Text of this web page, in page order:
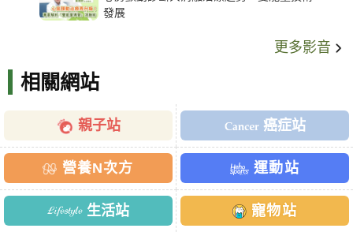
發展
更多影音
相關網站
親子站 癌症站
營養N次方 運動站
生活站 寵物站